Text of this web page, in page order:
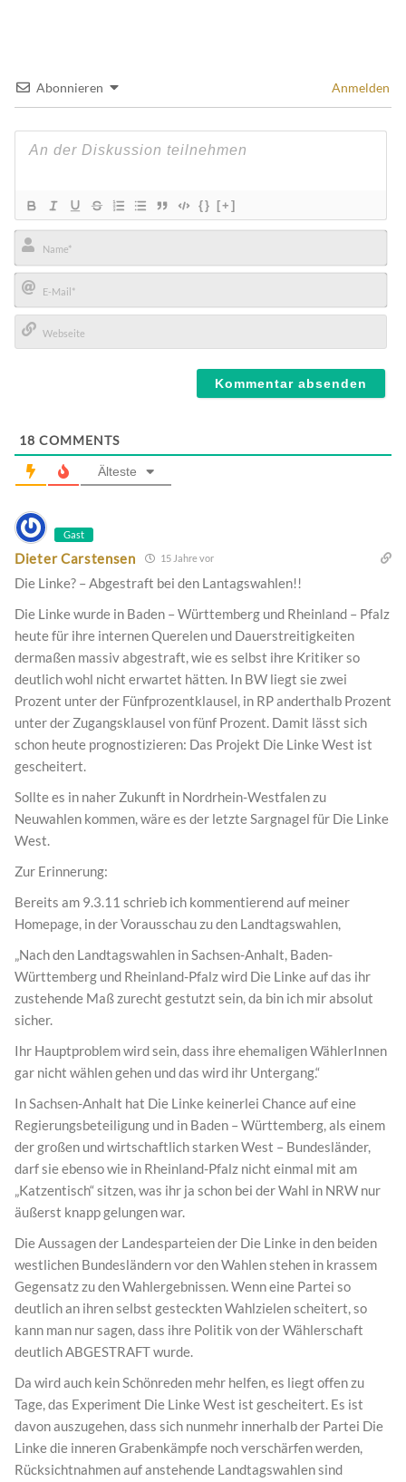
Abonnieren Anmelden
{} [+]
Name*
E-
Mail*
18 COMMENTS
Älteste
Gast
Dieter Carstensen 15 Jahre vor
Die Linke? – Abgestraft bei den Lantagswahlen!!
Die Linke wurde in Baden – Württemberg und Rheinland – Pfalz
heute für ihre internen Querelen und Dauerstreitigkeiten
dermaßen massiv abgestraft, wie es selbst ihre Kritiker so
deutlich wohl nicht erwartet hätten. In BW liegt sie zwei
Prozent unter der Fünfprozentklausel, in RP anderthalb Prozent
unter der Zugangsklausel von fünf Prozent. Damit lässt sich
schon heute prognostizieren: Das Projekt Die Linke West ist
gescheitert.
Sollte es in naher Zukunft in Nordrhein-Westfalen zu
Neuwahlen kommen, wäre es der letzte Sargnagel für Die Linke
West.
Zur Erinnerung:
Bereits am 9.3.11 schrieb ich kommentierend auf meiner
Homepage, in der Vorausschau zu den Landtagswahlen,
„Nach den Landtagswahlen in Sachsen-Anhalt, Baden-
Württemberg und Rheinland-Pfalz wird Die Linke auf das ihr
zustehende Maß zurecht gestutzt sein, da bin ich mir absolut
sicher.
Ihr Hauptproblem wird sein, dass ihre ehemaligen WählerInnen
gar nicht wählen gehen und das wird ihr Untergang.“
In Sachsen-Anhalt hat Die Linke keinerlei Chance auf eine
Regierungsbeteiligung und in Baden – Württemberg, als einem
der großen und wirtschaftlich starken West – Bundesländer,
darf sie ebenso wie in Rheinland-Pfalz nicht einmal mit am
„Katzentisch“ sitzen, was ihr ja schon bei der Wahl in NRW nur
äußerst knapp gelungen war.
Die Aussagen der Landesparteien der Die Linke in den beiden
westlichen Bundesländern vor den Wahlen stehen in krassem
Gegensatz zu den Wahlergebnissen. Wenn eine Partei so
deutlich an ihren selbst gesteckten Wahlzielen scheitert, so
kann man nur sagen, dass ihre Politik von der Wählerschaft
deutlich ABGESTRAFT wurde.
Da wird auch kein Schönreden mehr helfen, es liegt offen zu
Tage, das Experiment Die Linke West ist gescheitert. Es ist
davon auszugehen, dass sich nunmehr innerhalb der Partei Die
Linke die inneren Grabenkämpfe noch verschärfen werden,
Rücksichtnahmen auf anstehende Landtagswahlen sind